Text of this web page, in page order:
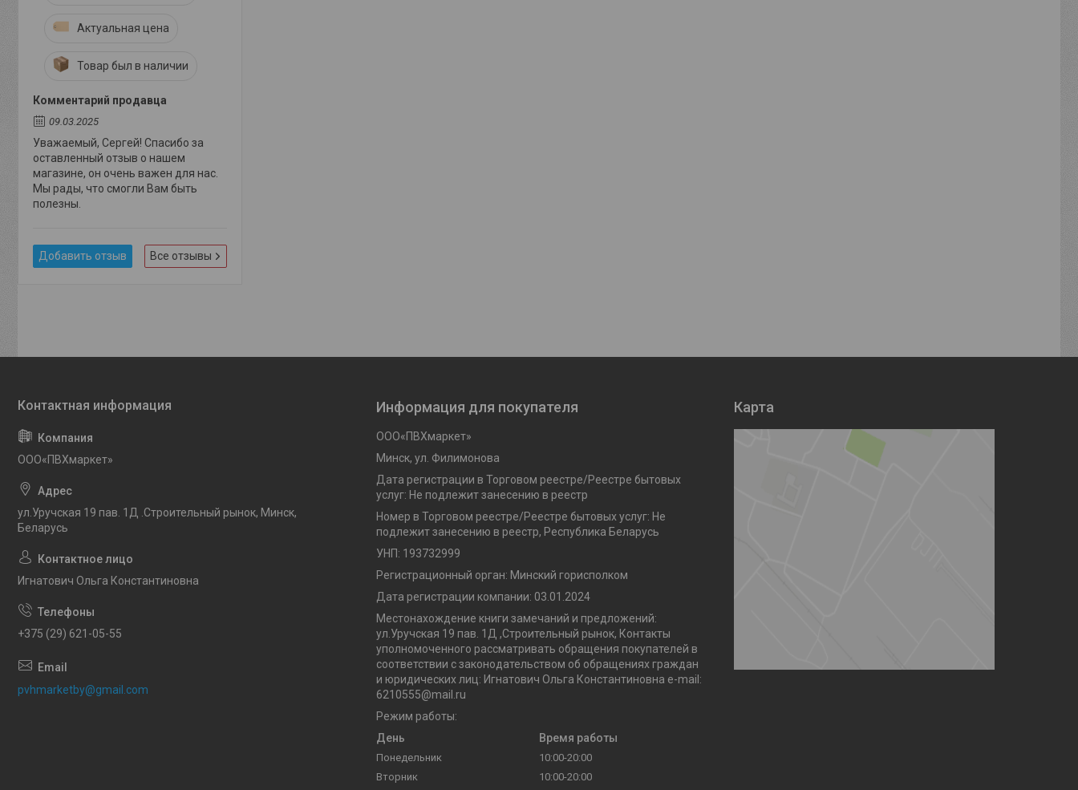
Актуальная цена
Товар был в наличии
Комментарий продавца
09.03.2025
Уважаемый, Сергей! Спасибо за
оставленный отзыв о нашем
магазине, он очень важен для нас.
Мы рады, что смогли Вам быть
полезны.
Добавить отзыв Все отзывы
OOO«ПВХмаркет»
ул.Уручская 19 пав. 1Д .Строительный рынок, Минск,
Беларусь
Игнатович Ольга Константиновна
+375 (29) 621-05-55
pvhmarketby@gmail.com
Информация для покупателя
OOO«ПВХмаркет»
Минск, ул. Филимонова
Дата регистрации в Торговом реестре/Реестре бытовых
услуг: Не подлежит занесению в реестр
Номер в Торговом реестре/Реестре бытовых услуг: Не
подлежит занесению в реестр, Республика Беларусь
УНП: 193732999
Регистрационный орган: Минский горисполком
Дата регистрации компании: 03.01.2024
Местонахождение книги замечаний и предложений:
ул.Уручская 19 пав. 1Д ,Строительный рынок, Контакты
уполномоченного рассматривать обращения покупателей в
соответствии с законодательством об обращениях граждан
и юридических лиц: Игнатович Ольга Константиновна e-mail:
6210555@mail.ru
Режим работы:
День
Время работы
Понедельник
10:00-20:00
Вторник
10:00-20:00
Карта